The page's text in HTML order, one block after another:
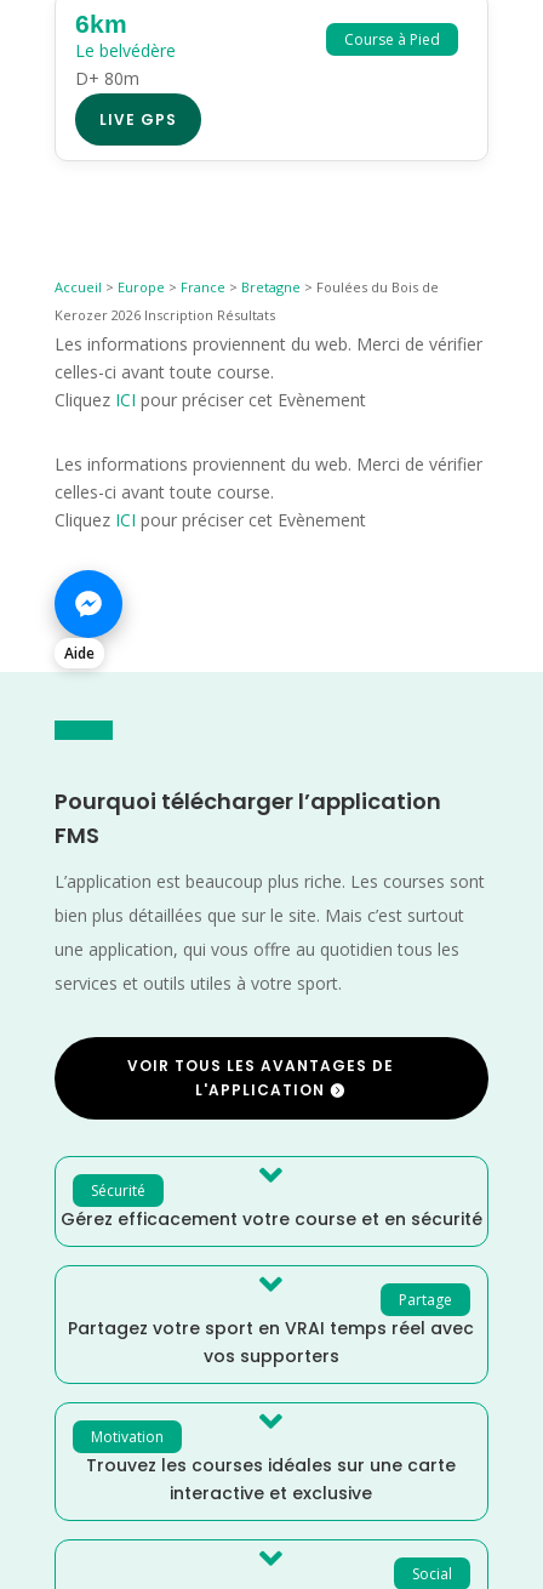
Course à Pied
6km
Le belvédère
D+ 80m
LIVE GPS
Accueil > Europe > France > Bretagne > Foulées du Bois de
Kerozer 2026 Inscription Résultats
Les informations proviennent du web. Merci de vérifier
celles-ci avant toute course.
Cliquez ICI pour préciser cet Evènement
Les informations proviennent du web. Merci de vérifier
celles-ci avant toute course.
Cliquez ICI pour préciser cet Evènement
Aide
Pourquoi télécharger l’application
FMS
L’application est beaucoup plus riche. Les courses sont
bien plus détaillées que sur le site. Mais c’est surtout
une application, qui vous offre au quotidien tous les
services et outils utiles à votre sport.
VOIR TOUS LES AVANTAGES DE
L'APPLICATION
Sécurité 
Gérez efficacement votre course et en sécurité
Partage

Partagez votre sport en VRAI temps réel avec
vos supporters
Motivation 
Trouvez les courses idéales sur une carte
interactive et exclusive
Social
